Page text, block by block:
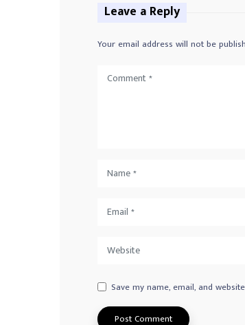
Leave a Reply
Your email address will not be
Save my name, email, and